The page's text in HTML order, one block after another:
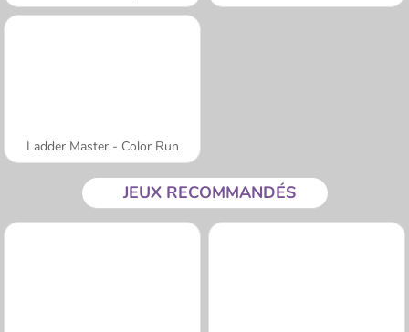
Ladder Master - Color Run
JEUX RECOMMANDÉS